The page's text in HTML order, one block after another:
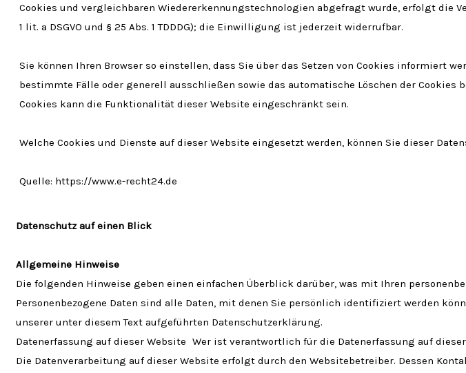
Cookies und vergleichbaren Wiedererkennungstechnologien abgefragt wurde, erfolgt die
1 lit. a DSGVO und § 25 Abs. 1 TDDDG); die Einwilligung ist jederzeit widerrufbar.
Sie können Ihren Browser so einstellen, dass Sie über das Setzen von Cookies informiert
bestimmte Fälle oder generell ausschließen sowie das automatische Löschen der
Cookies kann die Funktionalität dieser Website eingeschränkt sein.
Welche Cookies und Dienste auf dieser Website eingesetzt werden, können Sie dieser
Quelle: https://www.e-recht24.de
Datenschutz auf einen Blick
Allgemeine Hinweise
Die folgenden Hinweise geben einen einfachen Überblick darüber, was mit Ihren
Personenbezogene Daten sind alle Daten, mit denen Sie persönlich identifiziert werden
unserer unter diesem Text aufgeführten Datenschutzerklärung.
Datenerfassung auf dieser Website Wer ist verantwortlich für die Datenerfassung auf
Die Datenverarbeitung auf dieser Website erfolgt durch den Websitebetreiber. Dessen